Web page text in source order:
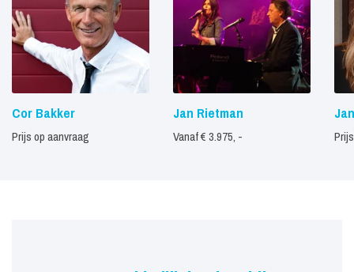
Cor Bakker
Prijs op aanvraag
Jan Rietman
Vanaf € 3.975, -